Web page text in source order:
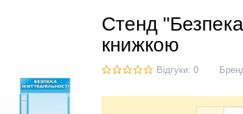
Стенд "Безпека
книжкою
Відгуки: 0